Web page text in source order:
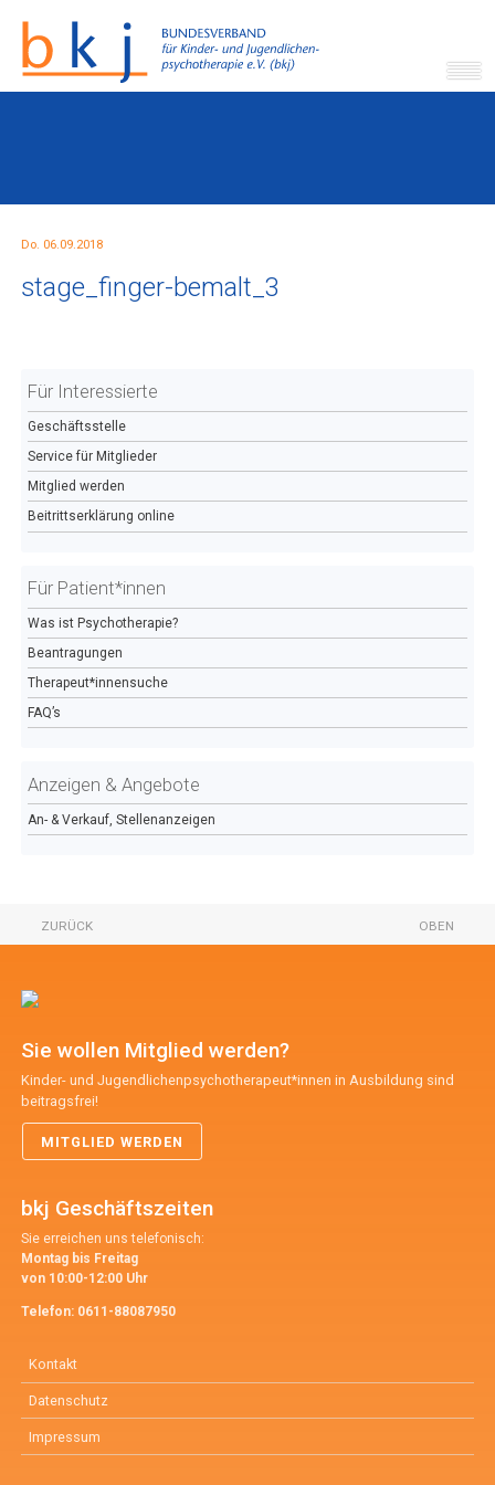
Do. 06.09.2018
stage_finger-bemalt_3
Für Interessierte
Geschäftsstelle
Service für Mitglieder
Mitglied werden
Beitrittserklärung online
Für Patient*innen
Was ist Psychotherapie?
Beantragungen
Therapeut*innensuche
FAQ’s
Anzeigen & Angebote
An- & Verkauf, Stellenanzeigen
OBEN
ZURÜCK
Sie wollen Mitglied werden?
Kinder- und Jugendlichenpsychotherapeut*innen in Ausbildung sind
beitragsfrei!
MITGLIED WERDEN
bkj Geschäftszeiten
Sie erreichen uns telefonisch:
Montag bis Freitag
von 10:00-12:00 Uhr
Telefon: 0611-88087950
Kontakt
Datenschutz
Impressum